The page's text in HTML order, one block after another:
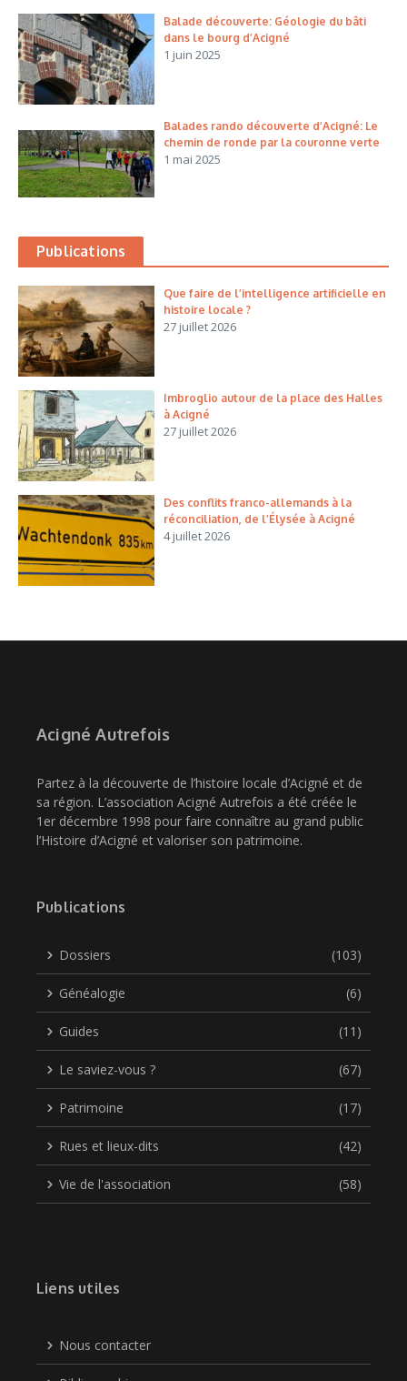
Balade découverte: Géologie du bâti
dans le bourg d’Acigné
1 juin 2025
Balades rando découverte d’Acigné: Le
chemin de ronde par la couronne verte
1 mai 2025
Publications
Que faire de l’intelligence artificielle en
histoire locale ?
27 juillet 2026
Imbroglio autour de la place des Halles
à Acigné
27 juillet 2026
Des conflits franco-allemands à la
réconciliation, de l’Élysée à Acigné
4 juillet 2026
Acigné Autrefois
Partez à la découverte de l’histoire locale d’Acigné et de
sa région. L’association Acigné Autrefois a été créée le
1er décembre 1998 pour faire connaître au grand public
l’Histoire d’Acigné et valoriser son patrimoine.
Publications
Dossiers (103)
Généalogie (6)
Guides (11)
Le saviez-vous ? (67)
Patrimoine (17)
Rues et lieux-dits (42)
Vie de l'association (58)
Liens utiles
Nous contacter